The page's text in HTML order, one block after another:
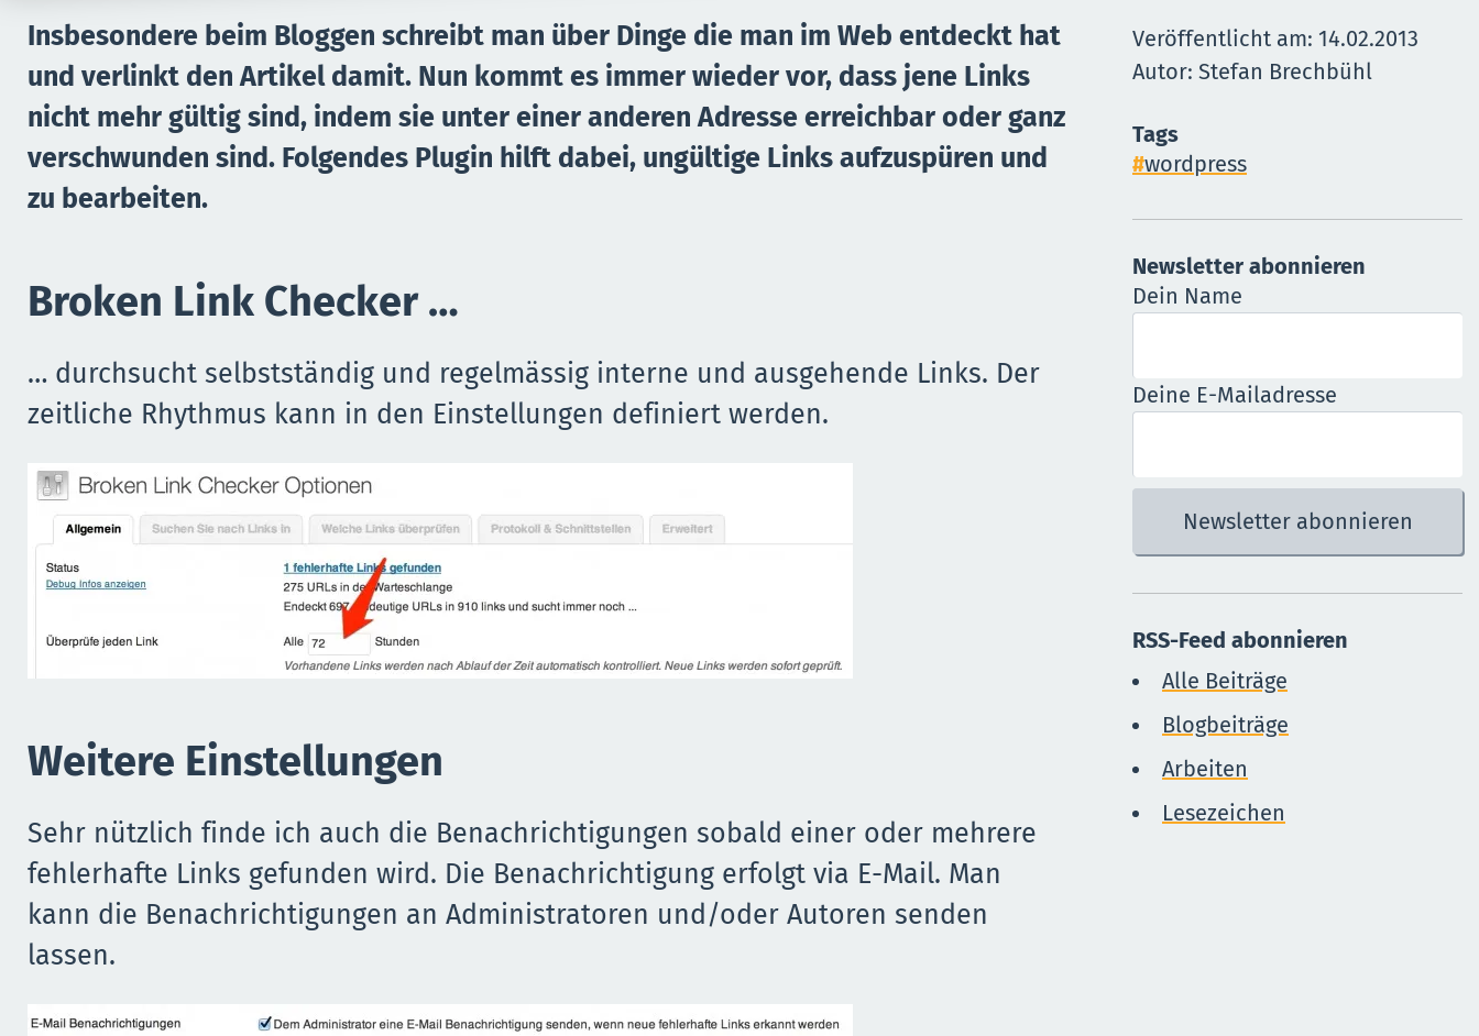
Insbesondere beim Bloggen schreibt man über Dinge die man im Web entdeckt hat
und verlinkt den Artikel damit. Nun kommt es immer wieder vor, dass jene Links
nicht mehr gültig sind, indem sie unter einer anderen Adresse erreichbar oder ganz
verschwunden sind. Folgendes Plugin hilft dabei, ungültige Links aufzuspüren und
zu bearbeiten.
Broken Link Checker …
… durchsucht selbstständig und regelmässig interne und ausgehende Links. Der
zeitliche Rhythmus kann in den Einstellungen definiert werden.
Weitere Einstellungen
Sehr nützlich finde ich auch die Benachrichtigungen sobald einer oder mehrere
fehlerhafte Links gefunden wird. Die Benachrichtigung erfolgt via E-Mail. Man
kann die Benachrichtigungen an Administratoren und/oder Autoren senden
lassen.
Veröffentlicht am: 14.02.2013
Autor: Stefan Brechbühl
Tags
wordpress
Newsletter abonnieren
Dein Name
Deine E-Mailadresse
RSS-Feed abonnieren
Alle Beiträge
Blogbeiträge
Arbeiten
Lesezeichen